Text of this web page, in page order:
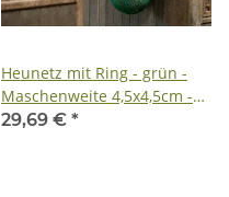
Heunetz mit Ring - grün -
Maschenweite 4,5x4,5cm -
leichtes Befüllen
29,69 € *